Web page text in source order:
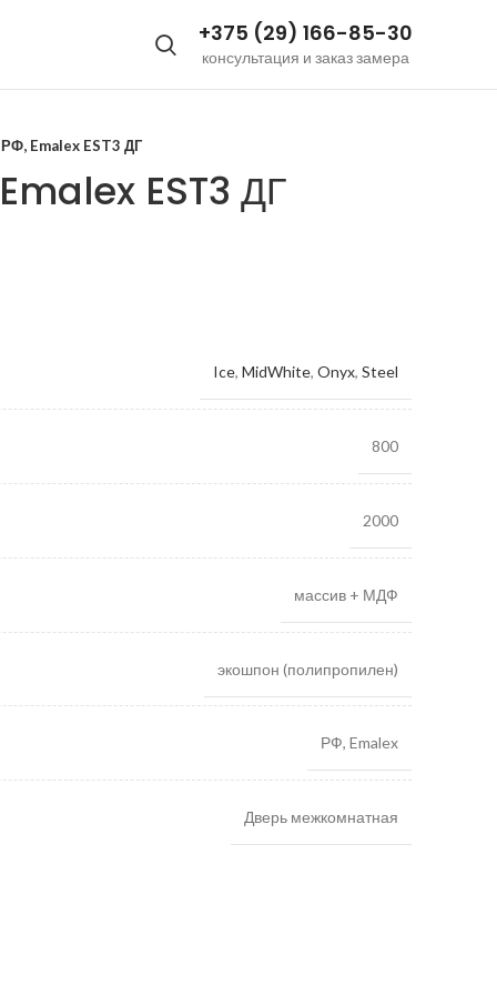
+375 (29) 166-85-30
консультация и заказ замера
Emalex EST3 ДГ
EST3 ДГ
Ice,MidWhite,Onyx,Steel
800
2000
массив + МДФ
экошпон (полипропилен)
РФ, Emalex
Дверь межкомнатная